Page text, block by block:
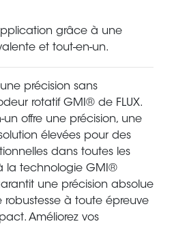
grâce à une
et tout-en-un.
précision sans
rotatif GMI® de FLUX.
offre une précision, une
élevées pour des
dans toutes les
la technologie GMI®
une précision absolue
robustesse à toute épreuve
Améliorez vos